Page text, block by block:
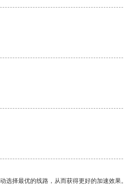
择最优的线路，从而获得更好的加速效果。